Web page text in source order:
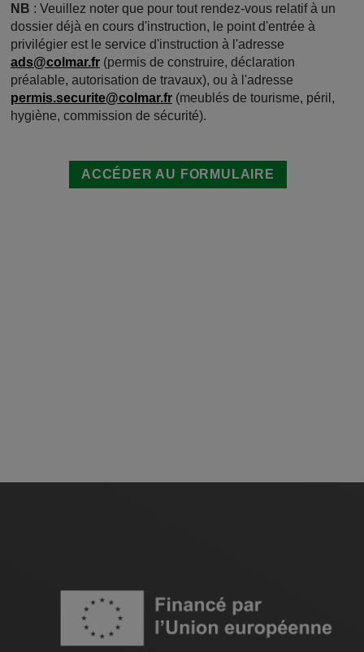
NB : Veuillez noter que pour tout rendez-vous relatif à un
dossier déjà en cours d'instruction, le point d'entrée à
privilégier est le service d'instruction à l'adresse
ads@colmar.fr (permis de construire, déclaration
préalable, autorisation de travaux), ou à l'adresse
permis.securite@colmar.fr (meublés de tourisme, péril,
hygiène, commission de sécurité).
ACCÉDER AU FORMULAIRE
Image